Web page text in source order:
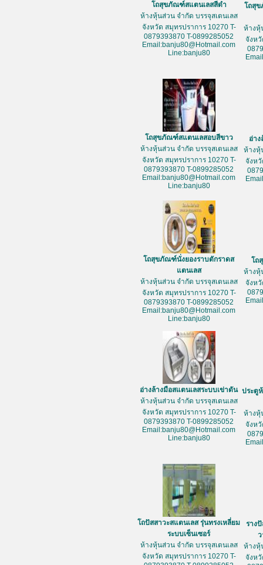
โถสุขภัณฑ์สแตนเลสสีดำ
ห้างหุ้นส่วน จำกัด บรรจุสเตนเลส
จังหวัด สมุทรปราการ 10270 T-
0879393870 T-0899285052
Email:banju80@Hotmail.com
Line:banju80
โถสุ
ห้างหุ้
จังห
โถสุขภัณฑ์สแตนเลสอบสีขาว
ห้างหุ้นส่วน จำกัด บรรจุสเตนเลส
จังหวัด สมุทรปราการ 10270 T-
0879393870 T-0899285052
Email:banju80@Hotmail.com
Line:banju80
อ่า
ห้างหุ้
จังห
โถสุขภัณฑ์นั่งยองราบตักราดส
แตนเลส
ห้างหุ้นส่วน จำกัด บรรจุสเตนเลส
จังหวัด สมุทรปราการ 10270 T-
0879393870 T-0899285052
Email:banju80@Hotmail.com
Line:banju80
โถ
ห้างหุ้
จังห
อ่างล้างมือสแตนเลสระบบเข่าดัน
ห้างหุ้นส่วน จำกัด บรรจุสเตนเลส
จังหวัด สมุทรปราการ 10270 T-
0879393870 T-0899285052
Email:banju80@Hotmail.com
Line:banju80
ประตู
ห้างหุ้
จังห
โถปัสสาวะสแตนเลส รุ่นทรงเหลี่ยม
ระบบเซ็นเซอร์
ห้างหุ้นส่วน จำกัด บรรจุสเตนเลส
จังหวัด สมุทรปราการ 10270 T-
ราง
ห้างหุ้
จังห